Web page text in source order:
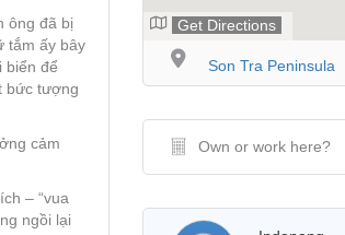
ông đã bị
tắm ấy bây
biển để
bức tượng
cảm
– “vua
ngồi lại
Get Directions
Son Tra Peninsula
Own or work here?